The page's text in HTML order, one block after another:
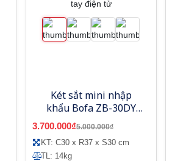
Két sắt mini nhập
khẩu Bofa ZB-30DY
khóa vân tay điện tử
3.700.000₫5.000.000₫
KT: C30 x R37 x S30 cm
TL: 14kg